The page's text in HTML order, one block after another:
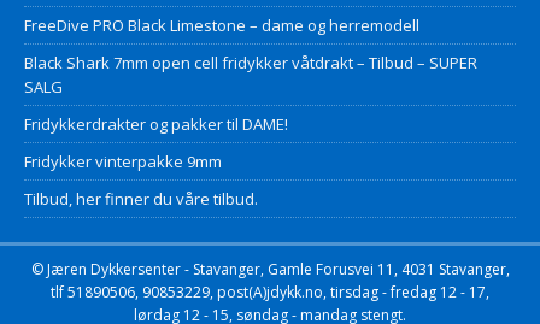
FreeDive PRO Black Limestone – dame og herremodell
Black Shark 7mm open cell fridykker våtdrakt – Tilbud – SUPER
SALG
Fridykkerdrakter og pakker til DAME!
Fridykker vinterpakke 9mm
Tilbud, her finner du våre tilbud.
© Jæren Dykkersenter - Stavanger, Gamle Forusvei 11, 4031 Stavanger,
tlf 51890506, 90853229, post(A)jdykk.no, tirsdag - fredag 12 - 17,
lørdag 12 - 15, søndag - mandag stengt.